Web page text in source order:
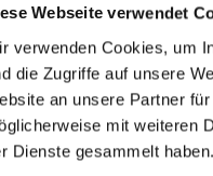
Webseite verwendet
verwenden Cookies, um
die Zugriffe auf unsere
an unsere Partner
mit weiteren
Dienste gesammelt haben.
und